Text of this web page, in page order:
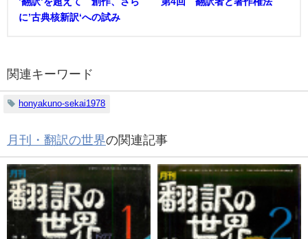
に’古典核新訳‘への試み
関連キーワード
honyakuno-sekai1978
月刊・翻訳の世界の関連記事